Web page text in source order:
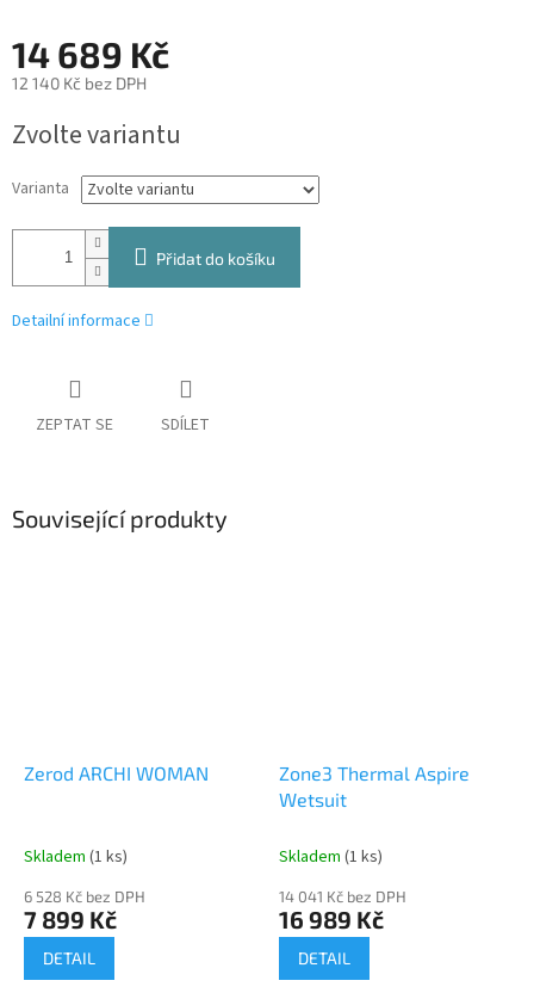
14 689 Kč
12 140 Kč bez DPH
cena:
Zvolte variantu
Varianta
Přidat do košíku
Detailní informace
ZEPTAT SE SDÍLET
Související produkty
Zerod ARCHI WOMAN
Skladem (1 ks)
6 528 Kč bez DPH
7 899 Kč
DETAIL
Zone3 Thermal Aspire
Wetsuit
Skladem (1 ks)
14 041 Kč bez DPH
16 989 Kč
DETAIL